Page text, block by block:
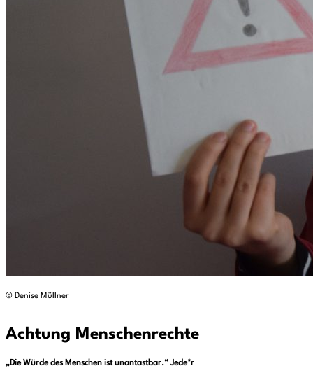
© Denise Müllner
Achtung Menschenrechte
„Die Würde des Menschen ist unantastbar.“ Jede*r